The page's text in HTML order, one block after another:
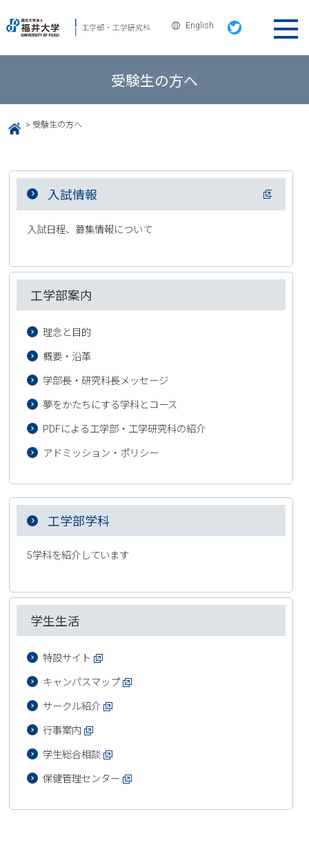
English
受験生の方へ
HOME > 受験生の方へ
入試情報
入試日程、募集情報について
工学部案内
理念と目的
概要・沿革
学部長・研究科長メッセージ
夢をかたちにする学科とコース
PDFによる工学部・工学研究科の紹介
アドミッション・ポリシー
工学部学科
5学科を紹介しています
学生生活
特設サイト
キャンパスマップ
サークル紹介
行事案内
学生総合相談
保健管理センター